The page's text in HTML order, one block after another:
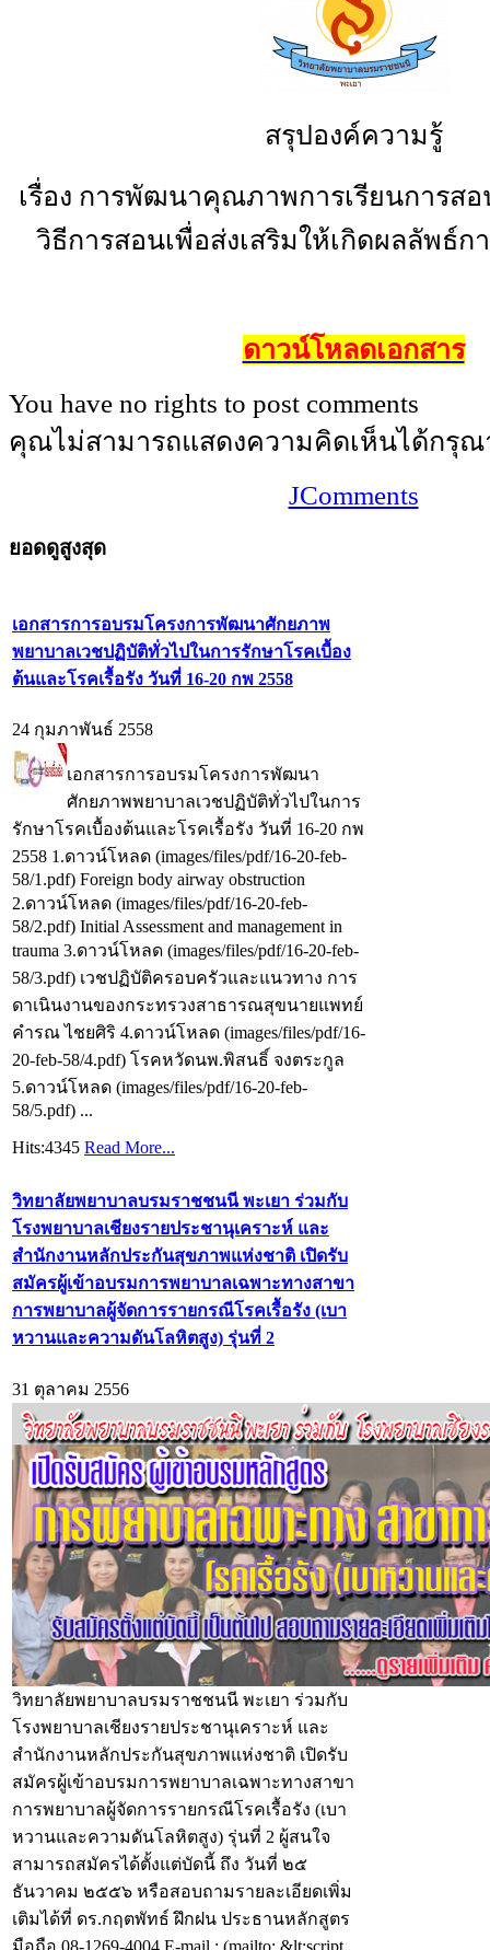
สรุปองค์ความรู้
เรื่อง การพัฒนาคุณภาพการเรียนการสอ
วิธีการสอนเพื่อส่งเสริมให้เกิดผลลัพธ์ก
ดาวน์โหลดเอกสาร
You have no rights to post comments
คุณไม่สามารถแสดงความคิดเห็นได้กรุ
JComments
ยอดดูสูงสุด
เอกสารการอบรมโครงการพัฒนาศักยภาพ
พยาบาลเวชปฏิบัติทั่วไปในการรักษาโรคเบื้อง
ต้นและโรคเรื้อรัง วันที่ 16-20 กพ 2558
24 กุมภาพันธ์ 2558
เอกสารการอบรมโครงการพัฒนา
ศักยภาพพยาบาลเวชปฏิบัติทั่วไปในการ
รักษาโรคเบื้องต้นและโรคเรื้อรัง วันที่ 16-20 กพ
2558 1.ดาวน์โหลด (images/files/pdf/16-20-feb-
58/1.pdf) Foreign body airway obstruction
2.ดาวน์โหลด (images/files/pdf/16-20-feb-
58/2.pdf) Initial Assessment and management in
trauma 3.ดาวน์โหลด (images/files/pdf/16-20-feb-
58/3.pdf) เวชปฏิบัติครอบครัวและแนวทาง การ
ดาเนินงานของกระทรวงสาธารณสุขนายแพทย์
คำรณ ไชยศิริ 4.ดาวน์โหลด (images/files/pdf/16-
20-feb-58/4.pdf) โรคหวัดนพ.พิสนธิ์ จงตระกูล
5.ดาวน์โหลด (images/files/pdf/16-20-feb-
58/5.pdf) ...
Hits:4345 Read More...
วิทยาลัยพยาบาลบรมราชชนนี พะเยา ร่วมกับ
โรงพยาบาลเชียงรายประชานุเคราะห์ และ
สำนักงานหลักประกันสุขภาพแห่งชาติ เปิดรับ
สมัครผู้เข้าอบรมการพยาบาลเฉพาะทางสาขา
การพยาบาลผู้จัดการรายกรณีโรคเรื้อรัง (เบา
หวานและความดันโลหิตสูง) รุ่นที่ 2
31 ตุลาคม 2556
วิทยาลัยพยาบาลบรมราชชนนี พะเยา ร่วมกับ
โรงพยาบาลเชียงรายประชานุเคราะห์ และ
สำนักงานหลักประกันสุขภาพแห่งชาติ เปิดรับ
สมัครผู้เข้าอบรมการพยาบาลเฉพาะทางสาขา
การพยาบาลผู้จัดการรายกรณีโรคเรื้อรัง (เบา
หวานและความดันโลหิตสูง) รุ่นที่ 2 ผู้สนใจ
สามารถสมัครได้ตั้งแต่บัดนี้ ถึง วันที่ ๒๕
ธันวาคม ๒๕๕๖ หรือสอบถามรายละเอียดเพิ่ม
เติมได้ที่ ดร.กฤตพัทธ์ ฝึกฝน ประธานหลักสูตร
มือถือ 08-1269-4004 E-mail : (mailto: &lt;script